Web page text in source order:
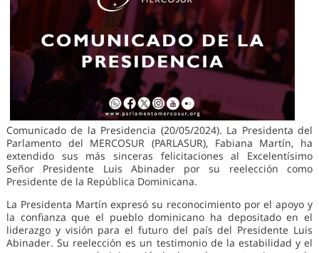
Comunicado de la Presidencia (20/05/2024). La Presidenta del
Parlamento del MERCOSUR (PARLASUR), Fabiana Martín, ha
extendido sus más sinceras felicitaciones al Excelentísimo
Señor Presidente Luis Abinader por su reelección como
Presidente de la República Dominicana.
La Presidenta Martín expresó su reconocimiento por el apoyo y
la confianza que el pueblo dominicano ha depositado en el
liderazgo y visión para el futuro del país del Presidente Luis
Abinader. Su reelección es un testimonio de la estabilidad y el